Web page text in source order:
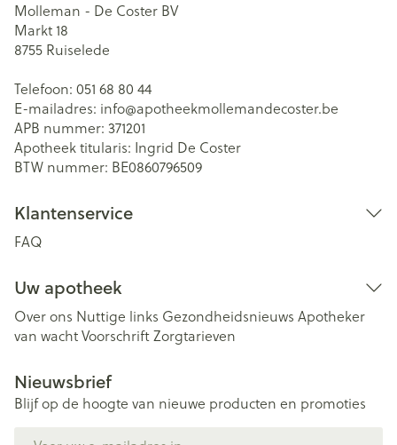
Molleman - De Coster BV
Markt 18
8755 Ruiselede
Telefoon: 051 68 80 44
E-mailadres: info@apotheekmollemandecoster.be
APB nummer: 371201
Apotheek titularis: Ingrid De Coster
BTW nummer: BE0860796509
Klantenservice
FAQ
Uw apotheek
Over ons Nuttige links Gezondheidsnieuws Apotheker
van wachtVoorschriftZorgtarieven
Nieuwsbrief
Blijf op de hoogte van nieuwe producten en promoties